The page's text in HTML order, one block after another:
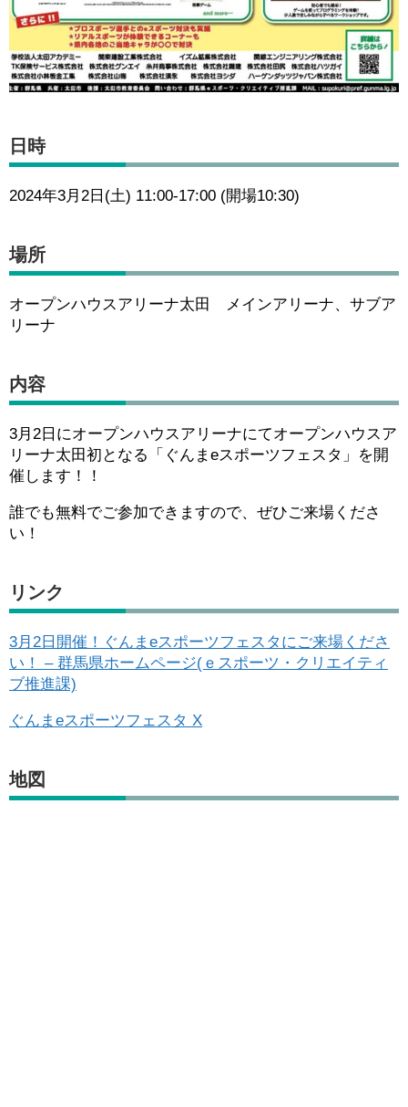
日時
2024年3月2日(土) 11:00-17:00 (開場10:30)
場所
オープンハウスアリーナ太田 メインアリーナ、サブア
リーナ
内容
3月2日にオープンハウスアリーナにてオープンハウスア
リーナ太田初となる「ぐんまeスポーツフェスタ」を開
催します！！
誰でも無料でご参加できますので、ぜひご来場くださ
い！
リンク
3月2日開催！ぐんまeスポーツフェスタにご来場くださ
い！ – 群馬県ホームページ(ｅスポーツ・クリエイティ
ブ推進課)
ぐんまeスポーツフェスタ X
地図